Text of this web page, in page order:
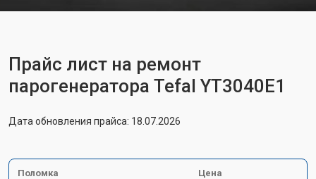
Прайс лист на ремонт
парогенератора Tefal YT3040E1
Дата обновления прайса: 18.07.2026
Поломка Цена